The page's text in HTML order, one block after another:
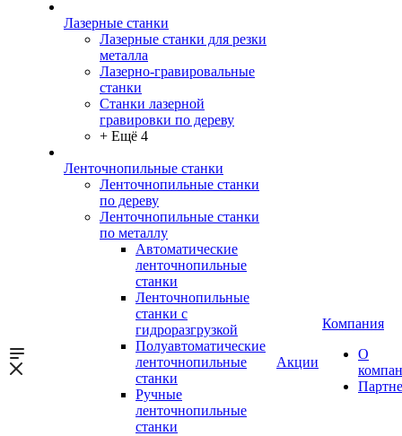
Лазерные станки
Лазерные станки для резки
металла
Лазерно-гравировальные
станки
Станки лазерной
гравировки по дереву
+ Ещё 4
Ленточнопильные станки
Ленточнопильные станки
по дереву
Ленточнопильные станки
по металлу
Автоматические
ленточнопильные
станки
Ленточнопильные
станки с
гидроразгрузкой
Полуавтоматические
ленточнопильные
станки
Ручные
ленточнопильные
станки
Акции
Компания
О